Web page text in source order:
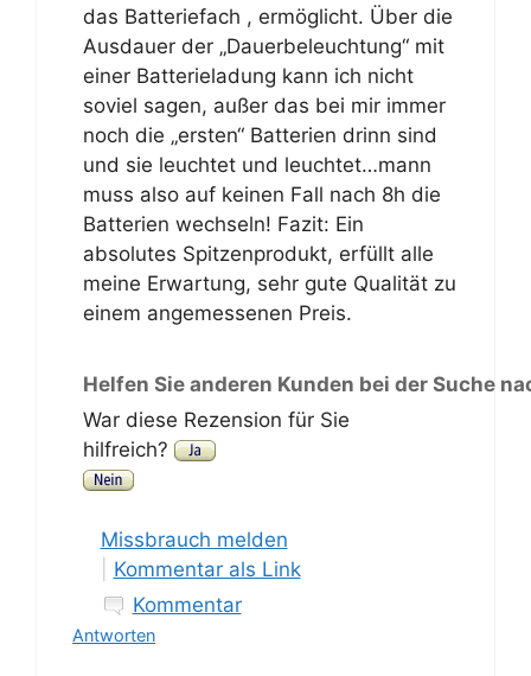
das Batteriefach , ermöglicht. Über die
Ausdauer der „Dauerbeleuchtung“ mit
einer Batterieladung kann ich nicht
soviel sagen, außer das bei mir immer
noch die „ersten“ Batterien drinn sind
und sie leuchtet und leuchtet…mann
muss also auf keinen Fall nach 8h die
Batterien wechseln! Fazit: Ein
absolutes Spitzenprodukt, erfüllt alle
meine Erwartung, sehr gute Qualität zu
einem angemessenen Preis.
Helfen Sie anderen Kunden bei der Suche
War diese Rezension für Sie
hilfreich?
Missbrauch melden
Kommentar als Link
Kommentar
Antworten